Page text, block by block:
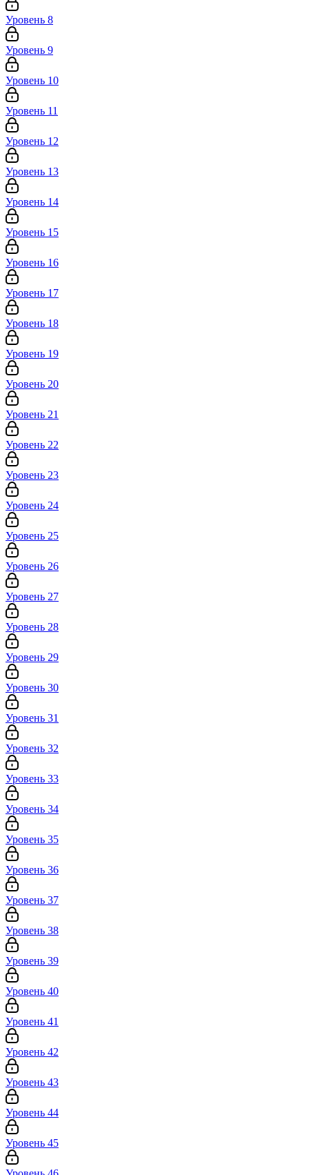
Уровень 8
Уровень 9
Уровень 10
Уровень 11
Уровень 12
Уровень 13
Уровень 14
Уровень 15
Уровень 16
Уровень 17
Уровень 18
Уровень 19
Уровень 20
Уровень 21
Уровень 22
Уровень 23
Уровень 24
Уровень 25
Уровень 26
Уровень 27
Уровень 28
Уровень 29
Уровень 30
Уровень 31
Уровень 32
Уровень 33
Уровень 34
Уровень 35
Уровень 36
Уровень 37
Уровень 38
Уровень 39
Уровень 40
Уровень 41
Уровень 42
Уровень 43
Уровень 44
Уровень 45